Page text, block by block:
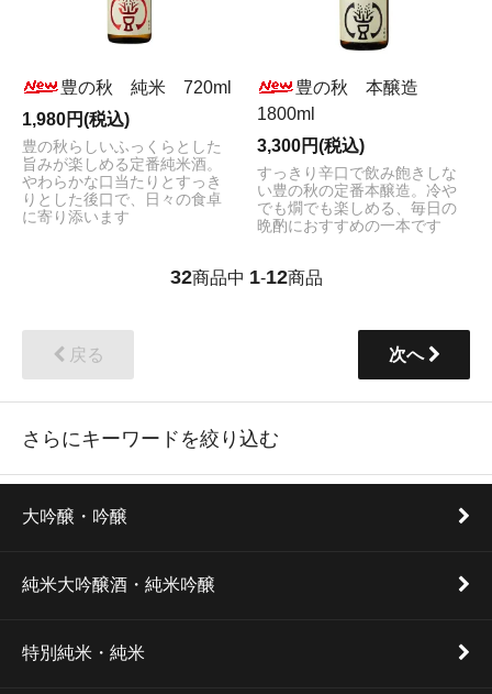
豊の秋 純米 720ml
1,980円(税込)
豊の秋らしいふっくらとした
旨みが楽しめる定番純米酒。
やわらかな口当たりとすっき
りとした後口で、日々の食卓
に寄り添います
豊の秋 本醸造
1800ml
3,300円(税込)
すっきり辛口で飲み飽きしな
い豊の秋の定番本醸造。冷や
でも燗でも楽しめる、毎日の
晩酌におすすめの一本です
32商品中 1-12商品
戻る 次へ
さらにキーワードを絞り込む
大吟醸・吟醸
純米大吟醸酒・純米吟醸
特別純米・純米